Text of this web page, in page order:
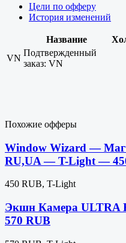
Цели по офферу
История изменений
Название
VN
Подтвержденный
заказ: VN
Похожие офферы
Window Wizard —
RU,UA — T-Light —
450 RUB, T-Light
Экшн Камера
570 RUB